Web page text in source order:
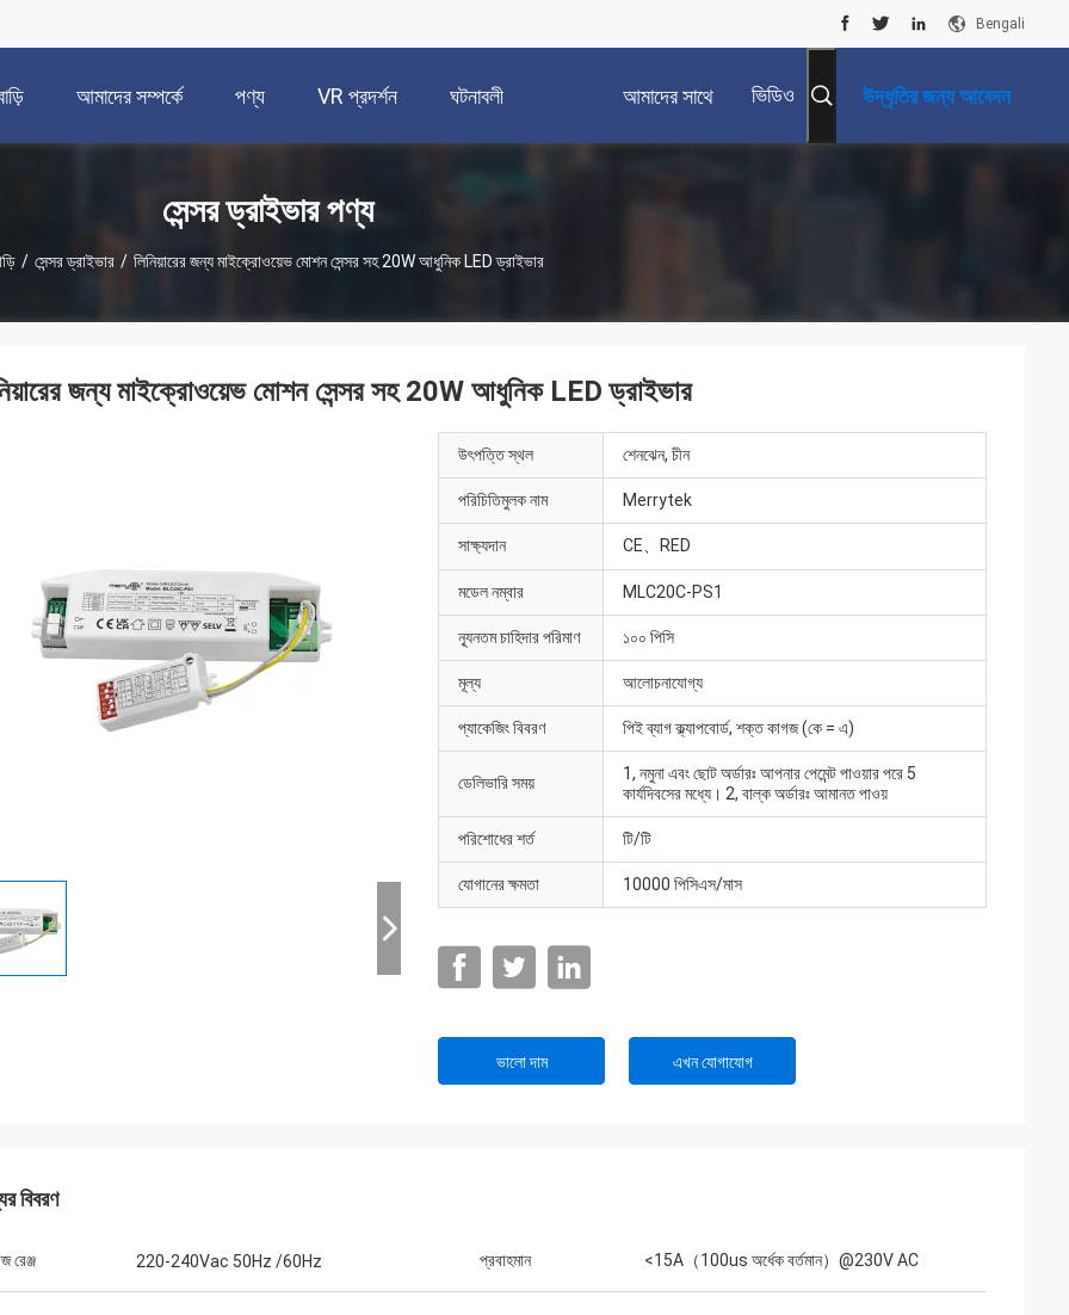
Bengali
আমাদের সম্পর্কে পণ্য VR প্রদর্শন ঘটনাবলী আমাদের সাথে ভিডিও উদ্ধৃতির জন্য আবেদন
সেন্সর ড্রাইভার পণ্য
/ সেন্সর ড্রাইভার / লিনিয়ারের জন্য মাইক্রোওয়েভ মোশন সেন্সর সহ 20W আধুনিক LED ড্রাইভার
জন্য মাইক্রোওয়েভ মোশন সেন্সর সহ 20W আধুনিক LED ড্রাইভার
উৎপত্তি স্থল শেনঝেন, চীন
পরিচিতিমুলক নাম Merrytek
সাক্ষ্যদান CE、RED
মডেল নম্বার MLC20C-PS1
ন্যূনতম চাহিদার পরিমাণ ১০০ পিসি
মূল্য আলোচনাযোগ্য
প্যাকেজিং বিবরণ পিই ব্যাগ ক্ল্যাপবোর্ড, শক্ত কাগজ (কে ​​= এ)
ডেলিভারি সময়
1, নমুনা এবং ছোট অর্ডারঃ আপনার পেমেন্ট পাওয়ার পরে 5
কার্যদিবসের মধ্যে। 2, বাল্ক অর্ডারঃ আমানত পাওয়
পরিশোধের শর্ত টি/টি
যোগানের ক্ষমতা 10000 পিসিএস/মাস
ভালো দাম এখন যোগাযোগ
বিবরণ
রেঞ্জ 220-240Vac 50Hz /60Hz প্রবাহমান <15A（100us অর্ধেক বর্তমান）@230V AC